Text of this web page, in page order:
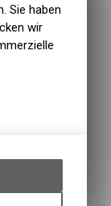
Sie haben
wir
und